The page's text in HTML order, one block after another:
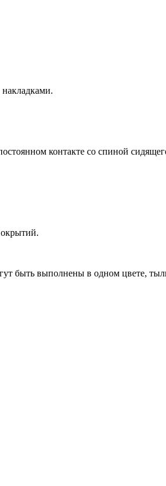
контакте со спиной
быть выполнены в одном цвете,